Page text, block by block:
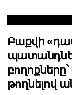
Բաքվի
թողնելով